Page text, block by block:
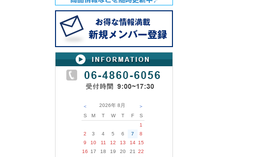
＜ 2026年 8月
＞
S
M T W T F
S
1
2
3 4 5 6 7
8
9
10 11 12 13 14 15
16
17 18 19 20 21
22